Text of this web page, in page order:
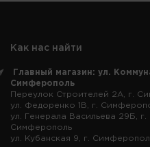
Как нас найти
Главный магазин: ул.
Симферополь
Переулок Строителей 2А, г.
ул. Федоренко 1В, г.
ул. Генерала Васильева 29Б, г.
Симферополь
ул. Кубанская 9, г.